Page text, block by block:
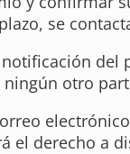
se
otro
el derecho a